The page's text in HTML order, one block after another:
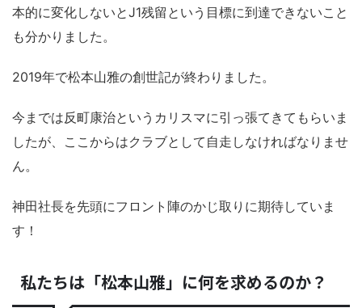
本的に変化しないとJ1残留という目標に到達できないこと
も分かりました。
2019年で松本山雅の創世記が終わりました。
今までは反町康治というカリスマに引っ張てきてもらいま
したが、ここからはクラブとして自走しなければなりませ
ん。
神田社長を先頭にフロント陣のかじ取りに期待していま
す！
私たちは「松本山雅」に何を求めるのか？